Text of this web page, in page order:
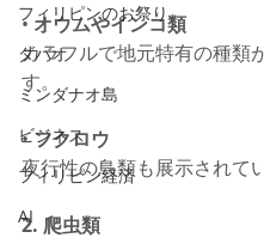
フィリピンのお祭り
ダバオ
ミンダナオ島
ビジネス
フィリピン経済
AI
• オウムやインコ類
カラフルで地元特有の種類
す。
• フクロウ
夜行性の鳥類も展示されて
2. 爬虫類